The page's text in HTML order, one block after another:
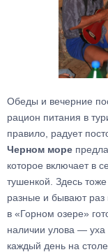
Обеды и вечерние
рацион питания в
правило, радует
Черном море
которое включает в
тушенкой. Здесь
разные и бывают раз
в «Горном озере»
наличии улова —
каждый день на